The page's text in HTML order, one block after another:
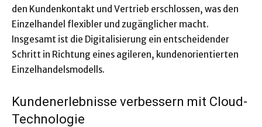
den Kundenkontakt und Vertrieb erschlossen, was den
Einzelhandel flexibler und zugänglicher macht.
Insgesamt ist die Digitalisierung ein entscheidender
Schritt in Richtung eines agileren, kundenorientierten
Einzelhandelsmodells.
Kundenerlebnisse verbessern mit Cloud-
Technologie